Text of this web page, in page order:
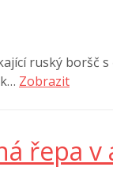
ruský boršč
Zobrazit
řepa v